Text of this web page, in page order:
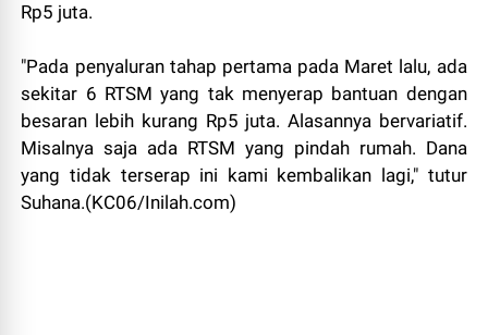
Rp5 juta.
"Pada penyaluran tahap pertama pada Maret lalu, ada
sekitar 6 RTSM yang tak menyerap bantuan dengan
besaran lebih kurang Rp5 juta. Alasannya bervariatif.
Misalnya saja ada RTSM yang pindah rumah. Dana
yang tidak terserap ini kami kembalikan lagi," tutur
Suhana.(KC06/Inilah.com)